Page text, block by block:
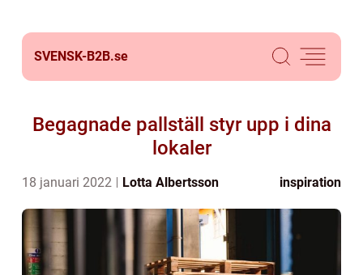
SVENSK-B2B.se
Begagnade pallställ styr upp i dina
lokaler
18 januari 2022 Lotta Albertsson inspiration